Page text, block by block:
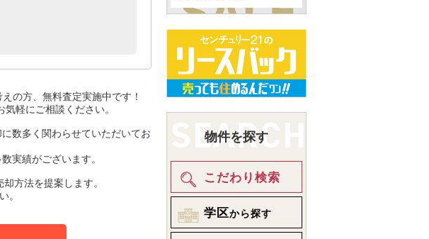
の方、無料査定実施中です！
軽にご相談ください。
数多く関わらせていただいてお
実績がございます。
方法を提案します。
。
物件を探す
こだわり検索
学区から探す